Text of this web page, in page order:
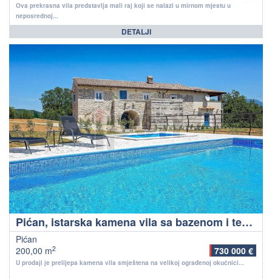
Ova prekrasna vila predstavlja mali raj koji se nalazi u mirnom mjestu u
neposrednoj...
DETALJI
Pićan, istarska kamena vila sa bazenom i teniskim terenom
Pićan
200,00 m2 730 000 €
U prodaji je prelijepa kamena vila smještena na velikoj ograđenoj okućnici...